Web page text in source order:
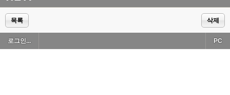
목록 삭제
로그인... PC